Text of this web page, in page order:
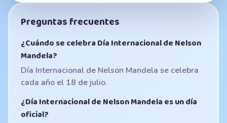
Preguntas frecuentes
¿Cuándo se celebra Día Internacional de Nelson
Mandela?
Día Internacional de Nelson Mandela se celebra
cada año el 18 de julio.
¿Día Internacional de Nelson Mandela es un día
oficial?